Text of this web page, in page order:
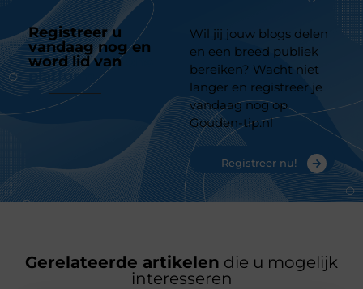
Registreer u
vandaag nog en
word lid van
platform
Wil jij jouw blogs delen
en een breed publiek
bereiken? Wacht niet
langer en registreer je
vandaag nog op
Gouden-tip.nl
Registreer nu!
Gerelateerde artikelen die u mogelijk
interesseren